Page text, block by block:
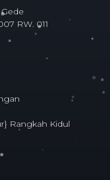
RW. 011
Rangkah Kidul